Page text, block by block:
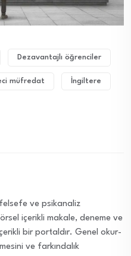
Dezavantajlı öğrenciler
müfredat İngiltere
ve psikanaliz
içerikli makale, deneme ve
bir portaldır. Genel okur-
ve farkındalık